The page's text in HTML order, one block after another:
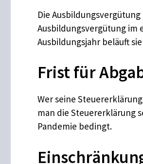
Die
Ausbildungsvergütung im
Ausbildungsjahr beläuft
Frist für
Wer seine
man die Steuererklärung
Pandemie bedingt.